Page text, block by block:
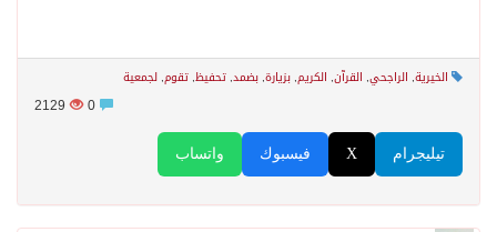
أمير منطقة جازان يكرّم ثلاثة مواطنين لتبرعهم بأجزاء من أعضائهم
الخيرية, الراجحي, القرآن, الكريم, بزيارة, بضمد, تحفيظ, تقوم, لجمعية
2129
واتساب فيسبوك X تيليجرام